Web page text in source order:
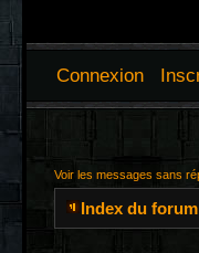
Connexion
Voir les messages sans
Index du forum